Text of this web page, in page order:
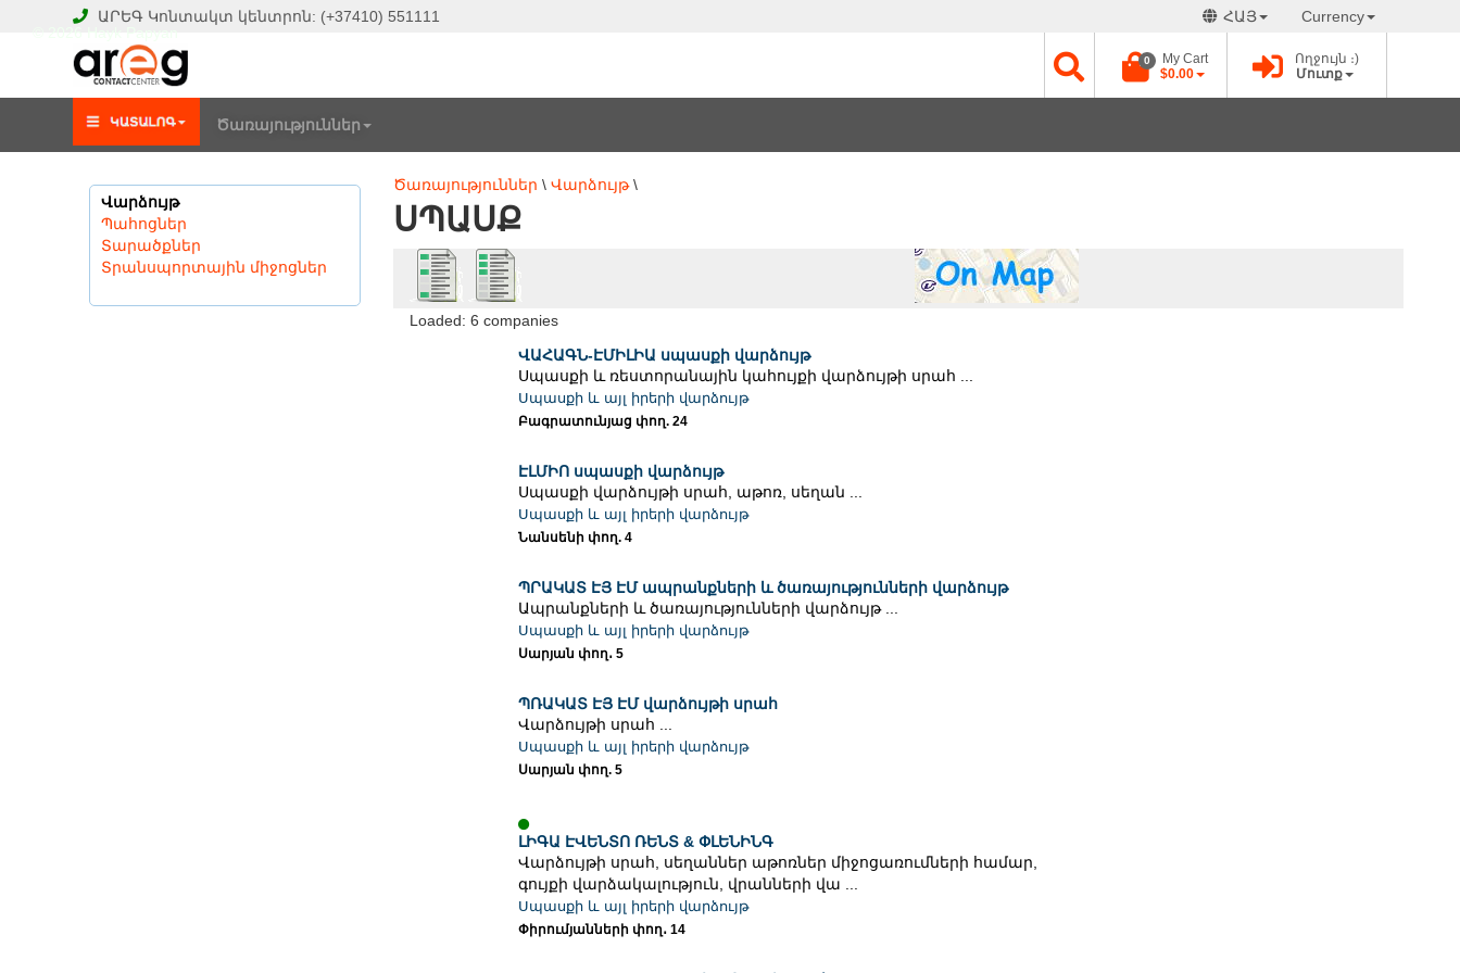
ԱՐԵԳ Կոնտակտ կենտրոն: (+37410) 551111 ՀԱՅ Currency
My Cart
0
$0.00
Ողջույն ։)
Մուտք
Ծառայություններ
Վարձույթ
Պահոցներ
Տարածքներ
Տրանսպորտային միջոցներ
Ծառայություններ \ Վարձույթ\
ՍՊԱՍՔ
Loaded: 6 companies
ՎԱՀԱԳՆ-ԷՄԻԼԻԱ սպասքի վարձույթ
Սպասքի և ռեստորանային կահույքի վարձույթի սրահ ...
Սպասքի և այլ իրերի վարձույթ
Բագրատունյաց փող. 24
ԷԼՄԻՈ սպասքի վարձույթ
Սպասքի վարձույթի սրահ, աթոռ, սեղան ...
Սպասքի և այլ իրերի վարձույթ
Նանսենի փող. 4
ՊՐԱԿԱՏ ԷՅ ԷՄ ապրանքների և ծառայությունների վարձույթ
Ապրանքների և ծառայությունների վարձույթ ...
Սպասքի և այլ իրերի վարձույթ
Սարյան փող․ 5
ՊՌԱԿԱՏ ԷՅ ԷՄ վարձույթի սրահ
Վարձույթի սրահ ...
Սպասքի և այլ իրերի վարձույթ
Սարյան փող. 5
ԼԻԳԱ ԷՎԵՆՏՈ ՌԵՆՏ & ՓԼԵՆԻՆԳ
Վարձույթի սրահ, սեղաններ աթոռներ միջոցառումների համար,
գույքի վարձակալություն, վրանների վա ...
Սպասքի և այլ իրերի վարձույթ
Փիրումյանների փող․ 14